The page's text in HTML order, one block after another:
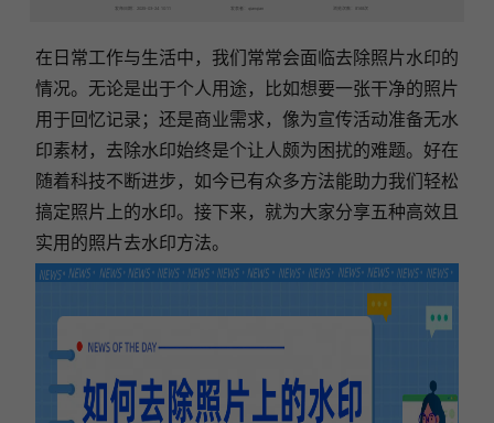
发布日期：2025-03-24 10:11 发表者：qianqian 浏览次数：8168次
在日常工作与生活中，我们常常会面临去除照片水印的
情况。无论是出于个人用途，比如想要一张干净的照片
用于回忆记录；还是商业需求，像为宣传活动准备无水
印素材，去除水印始终是个让人颇为困扰的难题。好在
随着科技不断进步，如今已有众多方法能助力我们轻松
搞定照片上的水印。接下来，就为大家分享五种高效且
实用的照片去水印方法。